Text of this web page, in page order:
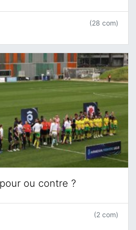
(28 com)
ou contre ?
(2 com)